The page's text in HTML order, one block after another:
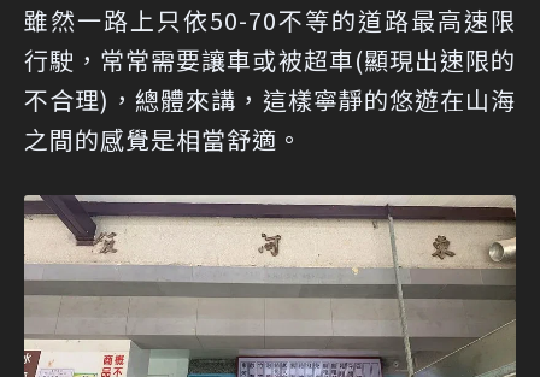
雖然一路上只依50-70不等的道路最高速限
行駛，常常需要讓車或被超車(顯現出速限的
不合理)，總體來講，這樣寧靜的悠遊在山海
之間的感覺是相當舒適。